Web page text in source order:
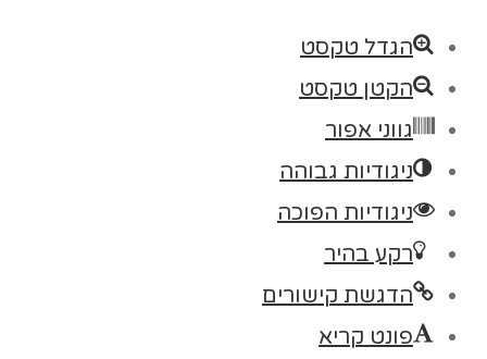
הגדל טקסט
הקטן טקסט
גווני אפור
ניגודיות גבוהה
ניגודיות הפוכה
רקע בהיר
הדגשת קישורים
פונט קריא